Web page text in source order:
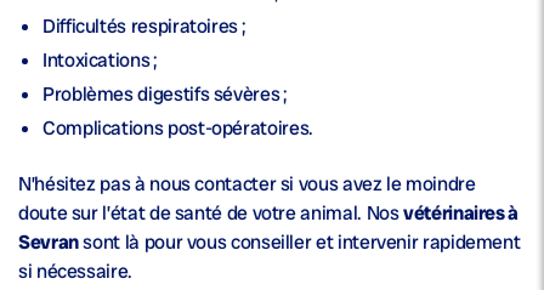
Difficultés respiratoires ;
Intoxications ;
Problèmes digestifs sévères ;
Complications post-opératoires.
N’hésitez pas à nous contacter si vous avez le moindre
doute sur l’état de santé de votre animal. Nosvétérinaires à
Sevransont là pour vous conseiller et intervenir rapidement
si nécessaire.